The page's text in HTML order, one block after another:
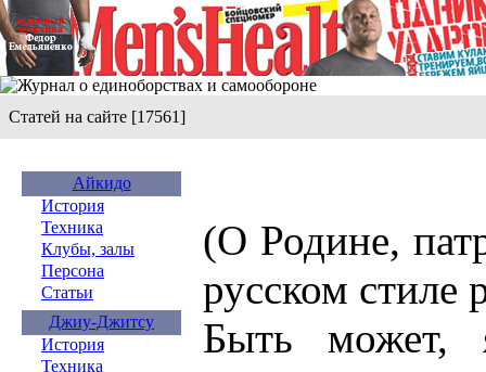
Статей на сайте [17561]
Айкидо
История
Техника
Клубы, залы
Персона
Статьи
Джиу-Джитсу
История
Техника
(О Родине,
русском стиле
Быть может,